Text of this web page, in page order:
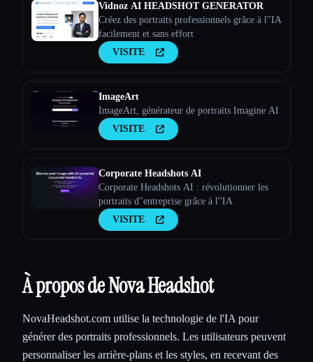
Vidnoz AI HEADSHOT GENERATOR
Créez des portraits professionnels grâce à l''IA
facilement et sans effort
VISITE
ImageArt
ImageArt, générateur de portraits Imagine AI
VISITE
Corporate Headshots AI
Corporate Headshots AI : révolutionner les
portraits d''entreprise grâce à l''IA
VISITE
À propos de Nova Headshot
NovaHeadshot.com utilise la technologie de l'IA pour
générer des portraits professionnels. Les utilisateurs peuvent
personnaliser les arrière-plans et les styles, en recevant des